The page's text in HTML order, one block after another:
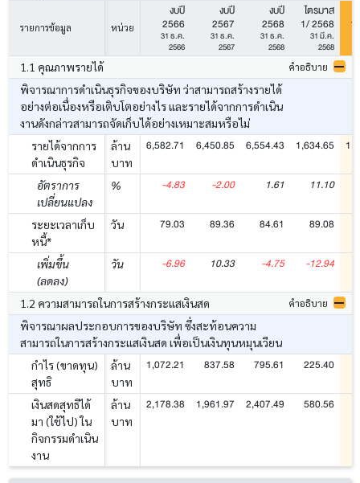
รายการข้อมูล หน่วย
งบปี
2566
31 ธ.ค.
2566
งบปี
2567
31 ธ.ค.
2567
งบปี
2568
31 ธ.ค.
2568
ไตรมาส
1/ 2568
31 มี.ค.
2568
1.1 คุณภาพรายได้ คำอธิบาย
พิจารณาการดำเนินธุรกิจของบริษัท ว่าสามารถสร้างรายได้
อย่างต่อเนื่องหรือเติบโตอย่างไร และรายได้จากการดำเนิน
งานดังกล่าวสามารถจัดเก็บได้อย่างเหมาะสมหรือไม่
รายได้จากการ
ดำเนินธุรกิจ
ล้าน
บาท
6,582.71 6,450.85 6,554.43 1,634.65
อัตราการ
เปลี่ยนแปลง
% -4.83 -2.00 1.61 11.10
ระยะเวลาเก็บ
หนี้*
วัน 79.03 89.36 84.61 89.08
เพิ่มขึ้น
(ลดลง)
วัน -6.96 10.33 -4.75 -12.94
1.2 ความสามารถในการสร้างกระแสเงินสด คำอธิบาย
พิจารณาผลประกอบการของบริษัท ซึ่งสะท้อนความ
สามารถในการสร้างกระแสเงินสด เพื่อเป็นเงินทุนหมุนเวียน
กำไร (ขาดทุน)
สุทธิ
ล้าน
บาท
1,072.21 837.58 795.61 225.40
เงินสดสุทธิได้
มา (ใช้ไป) ใน
กิจกรรมดำเนิน
งาน
ล้าน
บาท
2,178.38 1,961.97 2,407.49 580.56